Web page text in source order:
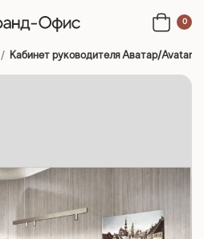
0
Кабинет руководителя Аватар/Avatar